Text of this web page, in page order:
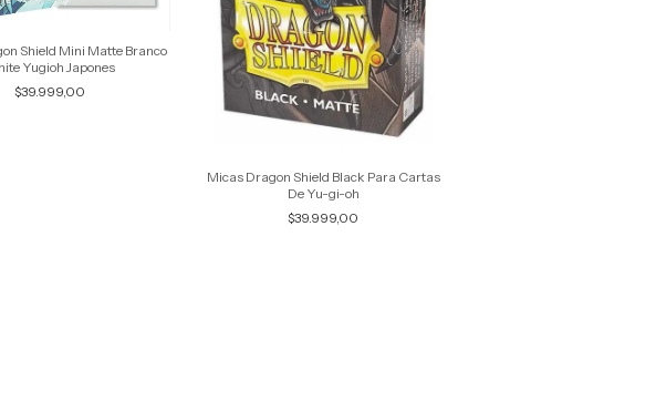
Shield Mini Matte Branco
Yugioh Japones
$39.999,00
Micas Dragon Shield Black Para Cartas
De Yu-gi-oh
$39.999,00